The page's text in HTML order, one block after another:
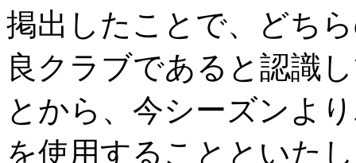
掲出したことで、どち
良クラブであると認識
とから、今シーズンよ
を使用することといた